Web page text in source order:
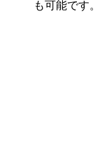
も可能です